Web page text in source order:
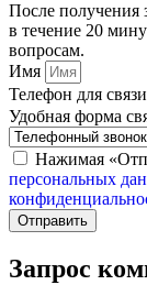
После получения
в течение 20
вопросам.
Имя
Телефон для
Удобная форма
Нажимая
персональных
Отправить
Запрос